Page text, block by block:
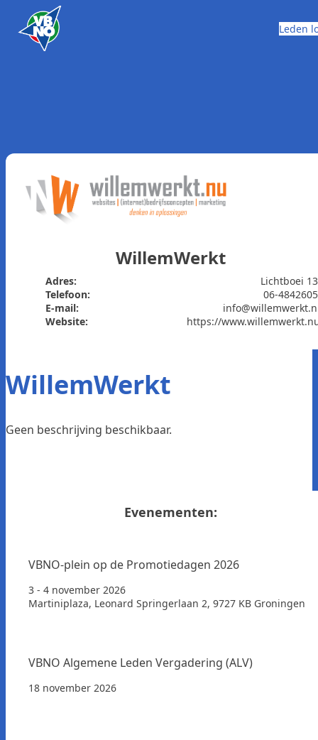
Skip to content
Leden
WillemWerkt
Adres:
Lichtboei
Telefoon:
06-
E-mail:
Website:
https://
WillemWerkt
Geen beschrijving beschikbaar.
Evenementen:
VBNO-plein op de Promotiedagen 2026
3 - 4 november 2026
Martiniplaza, Leonard Springerlaan 2, 9727 KB Groningen
VBNO Algemene Leden Vergadering (ALV)
18 november 2026